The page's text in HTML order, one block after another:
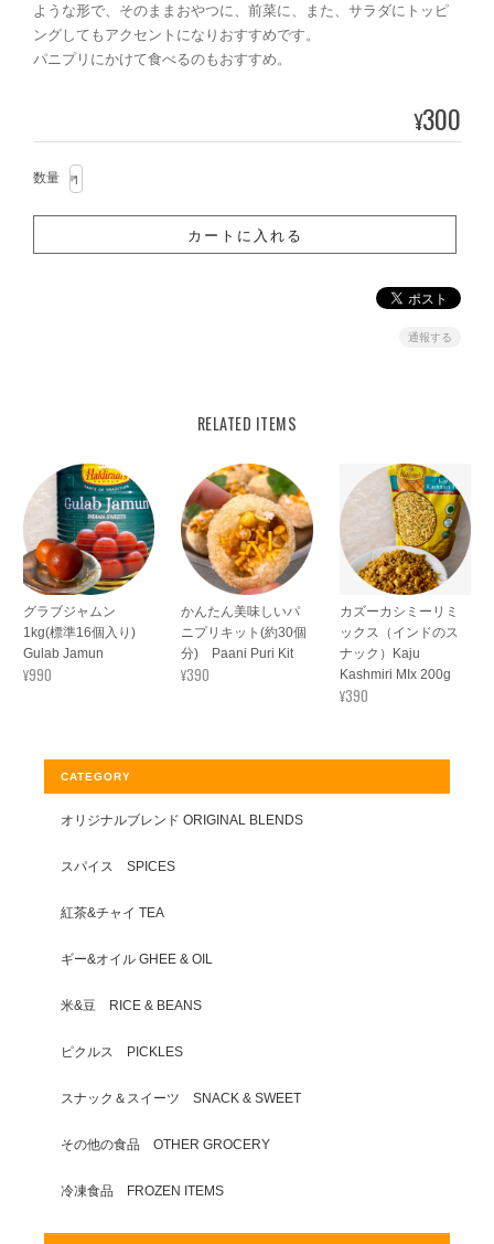
ような形で、そのままおやつに、前菜に、また、サラダにトッピ
ングしてもアクセントになりおすすめです。
パニプリにかけて食べるのもおすすめ。
¥300
数量
通報する
RELATED ITEMS
グラブジャムン
1kg(標準16個入り)
Gulab Jamun
¥990
かんたん美味しいパ
ニプリキット(約30個
分) Paani Puri Kit
¥390
カズーカシミーリミ
ックス（インドのス
ナック）Kaju
Kashmiri MIx 200g
¥390
CATEGORY
オリジナルブレンド ORIGINAL BLENDS
スパイス SPICES
紅茶&チャイ TEA
ギー&オイル GHEE & OIL
米&豆 RICE & BEANS
ピクルス PICKLES
スナック＆スイーツ SNACK & SWEET
その他の食品 OTHER GROCERY
冷凍食品 FROZEN ITEMS